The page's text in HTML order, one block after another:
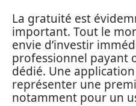
La gratuité est
important. Tout le
envie d’investir
professionnel payant
dédié. Une
représenter une
notamment pour un